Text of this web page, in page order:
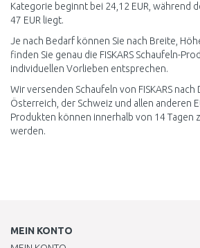
Kategorie beginnt bei 24,12 EUR, während
47 EUR liegt.
Je nach Bedarf können Sie nach Breite,
finden Sie genau die FISKARS Schaufeln-
individuellen Vorlieben entsprechen.
Wir versenden Schaufeln von FISKARS nach
Österreich, der Schweiz und allen anderen
Produkten können innerhalb von 14 Tagen
werden.
MEIN KONTO